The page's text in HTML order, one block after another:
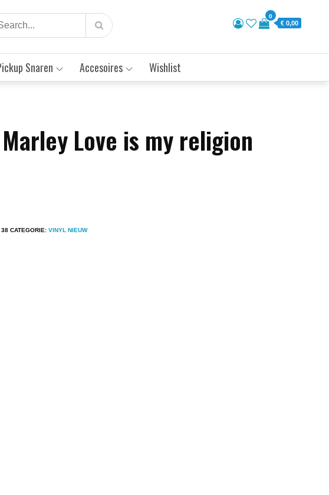
0
€ 0,00
Snaren Accesoires Wishlist
Love is my religion
38 CATEGORIE:VINYL NIEUW